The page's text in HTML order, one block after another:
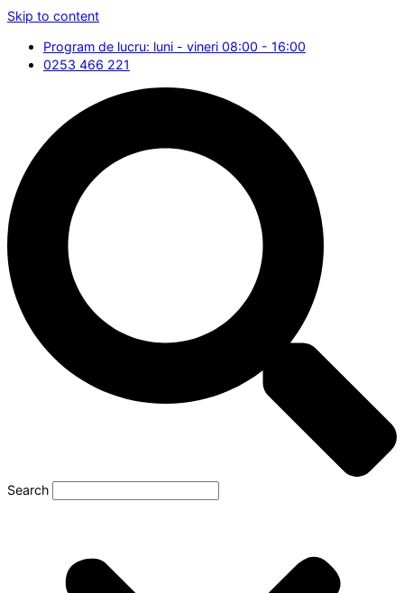
Skip to content
Program de lucru: luni - vineri 08:00 - 16:00
0253 466 221
Search